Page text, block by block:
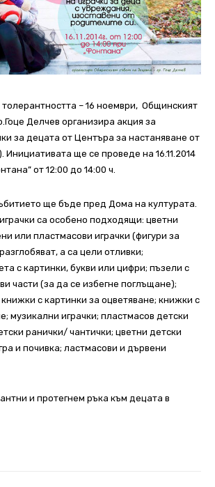
– 16 ноември, Общинският
Делчев организира акция за
за децата от Центъра за настаняване от
ще се проведе на 16.11.2014
от 12:00 до 14:00 ч.
ще бъде пред Дома на културата.
са особено подходящи: цветни
или пластмасови играчки (фигури за
а са цели отливки;
с картинки, букви или цифри; пъзели с
части (за да се избегне поглъщане);
с картинки за оцветяване; книжки с
музикални играчки; пластмасов детски
ранички/ чантички; цветни детски
и почивка; ластмасови и дървени
и протегнем ръка към децата в